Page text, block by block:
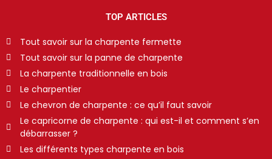
TOP ARTICLES
Tout savoir sur la charpente fermette
Tout savoir sur la panne de charpente
La charpente traditionnelle en bois
Le charpentier
Le chevron de charpente : ce qu’il faut savoir
Le capricorne de charpente : qui est-il et comment s’en
débarrasser ?
Les différents types charpente en bois